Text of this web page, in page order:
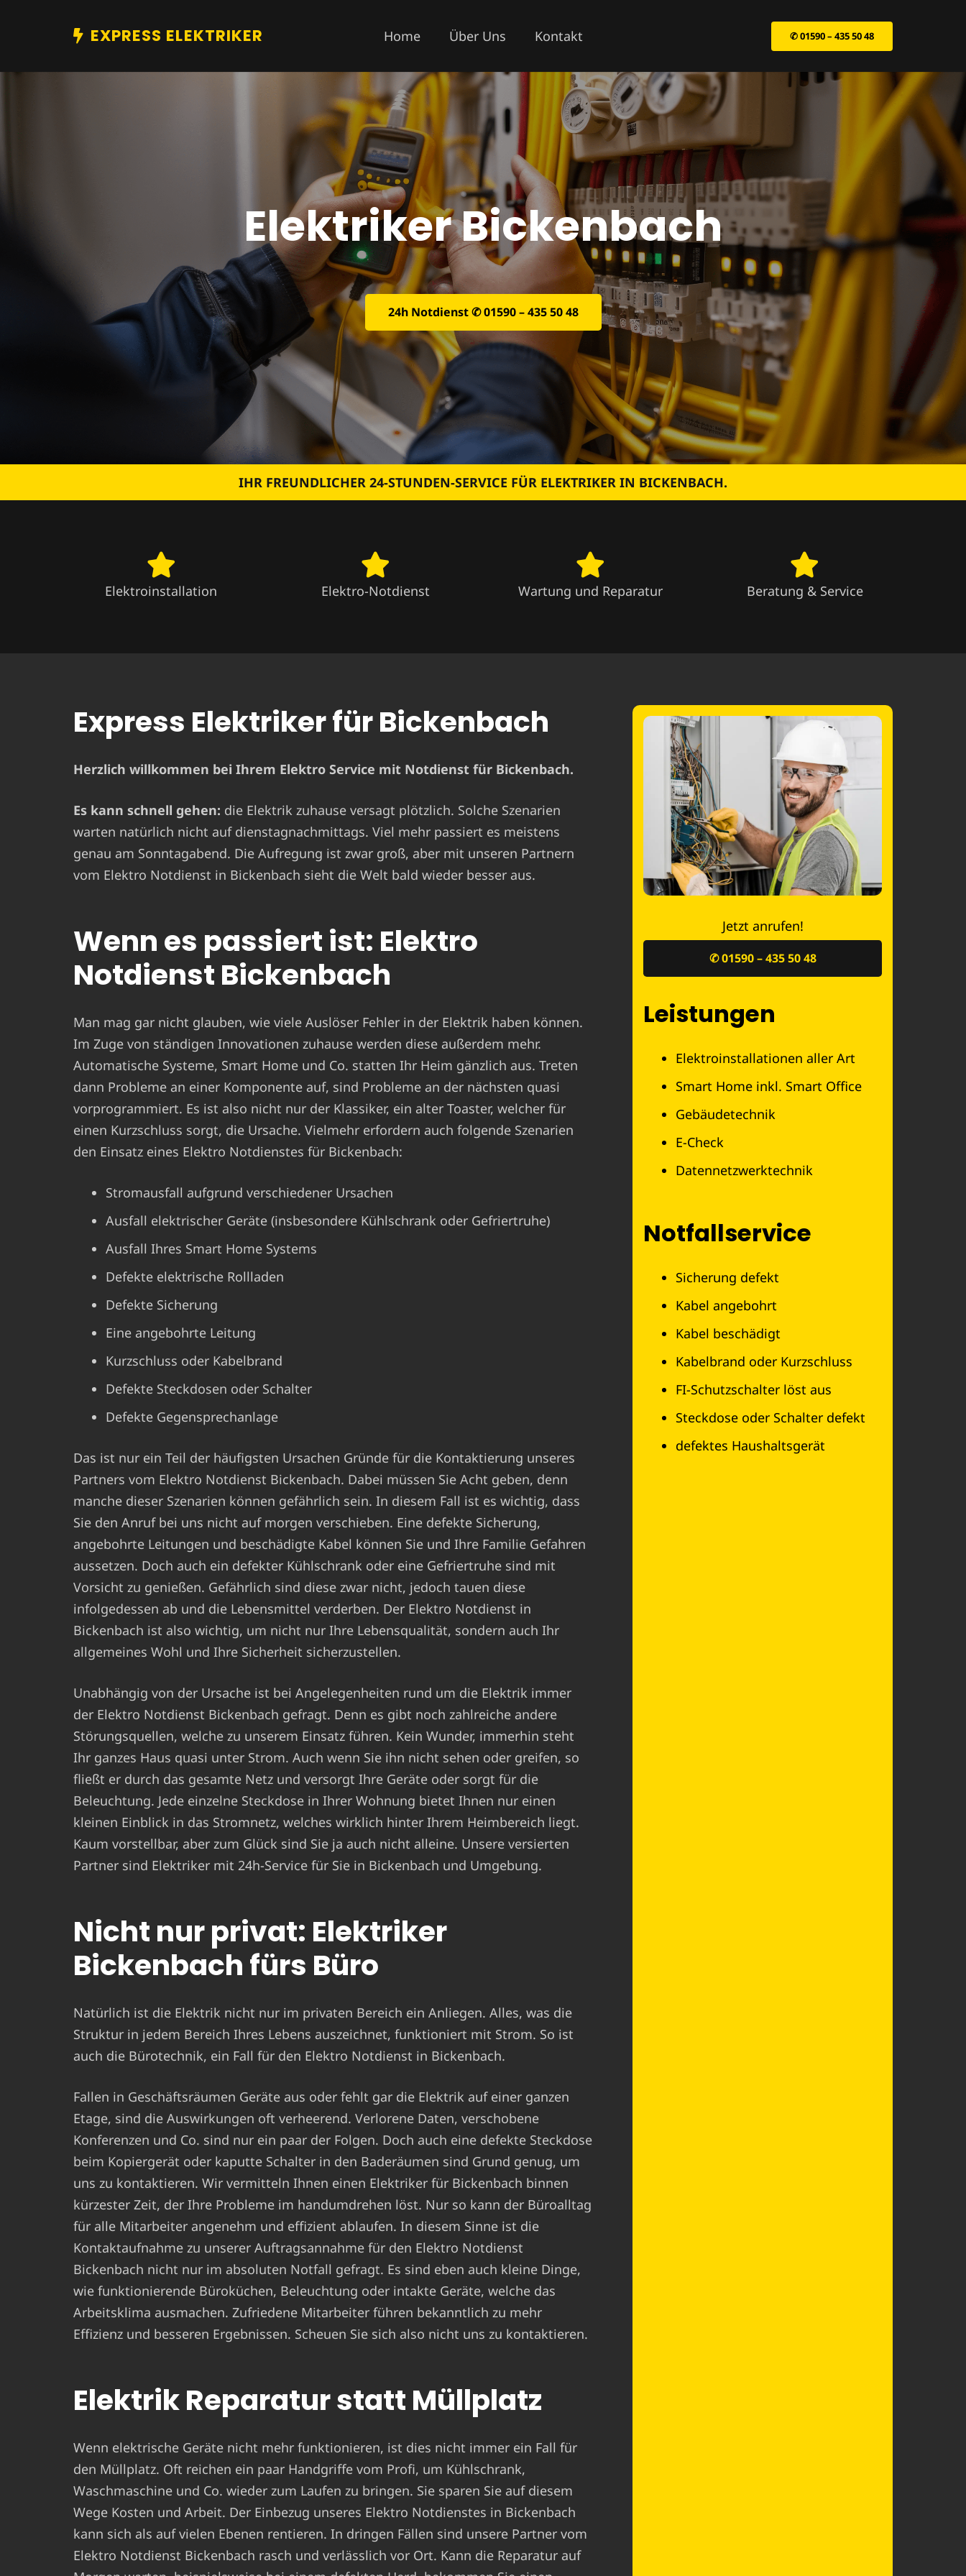
EXPRESS ELEKTRIKER Home Über Uns Kontakt ✆ 01590 – 435 50 48
Elektriker Bickenbach
24h Notdienst ✆ 01590 – 435 50 48
IHR FREUNDLICHER 24-STUNDEN-SERVICE FÜR ELEKTRIKER IN BICKENBACH.
Elektroinstallation Elektro-Notdienst Wartung und Reparatur Beratung & Service
Express Elektriker für Bickenbach
Herzlich willkommen bei Ihrem Elektro Service mit Notdienst für Bickenbach.
Es kann schnell gehen: die Elektrik zuhause versagt plötzlich. Solche Szenarien
warten natürlich nicht auf dienstagnachmittags. Viel mehr passiert es meistens
genau am Sonntagabend. Die Aufregung ist zwar groß, aber mit unseren Partnern
vom Elektro Notdienst in Bickenbach sieht die Welt bald wieder besser aus.
Wenn es passiert ist: Elektro
Notdienst Bickenbach
Man mag gar nicht glauben, wie viele Auslöser Fehler in der Elektrik haben können.
Im Zuge von ständigen Innovationen zuhause werden diese außerdem mehr.
Automatische Systeme, Smart Home und Co. statten Ihr Heim gänzlich aus. Treten
dann Probleme an einer Komponente auf, sind Probleme an der nächsten quasi
vorprogrammiert. Es ist also nicht nur der Klassiker, ein alter Toaster, welcher für
einen Kurzschluss sorgt, die Ursache. Vielmehr erfordern auch folgende Szenarien
den Einsatz eines Elektro Notdienstes für Bickenbach:
Stromausfall aufgrund verschiedener Ursachen
Ausfall elektrischer Geräte (insbesondere Kühlschrank oder Gefriertruhe)
Ausfall Ihres Smart Home Systems
Defekte elektrische Rollladen
Defekte Sicherung
Eine angebohrte Leitung
Kurzschluss oder Kabelbrand
Defekte Steckdosen oder Schalter
Defekte Gegensprechanlage
Das ist nur ein Teil der häufigsten Ursachen Gründe für die Kontaktierung unseres
Partners vom Elektro Notdienst Bickenbach. Dabei müssen Sie Acht geben, denn
manche dieser Szenarien können gefährlich sein. In diesem Fall ist es wichtig, dass
Sie den Anruf bei uns nicht auf morgen verschieben. Eine defekte Sicherung,
angebohrte Leitungen und beschädigte Kabel können Sie und Ihre Familie Gefahren
aussetzen. Doch auch ein defekter Kühlschrank oder eine Gefriertruhe sind mit
Vorsicht zu genießen. Gefährlich sind diese zwar nicht, jedoch tauen diese
infolgedessen ab und die Lebensmittel verderben. Der Elektro Notdienst in
Bickenbach ist also wichtig, um nicht nur Ihre Lebensqualität, sondern auch Ihr
allgemeines Wohl und Ihre Sicherheit sicherzustellen.
Unabhängig von der Ursache ist bei Angelegenheiten rund um die Elektrik immer
der Elektro Notdienst Bickenbach gefragt. Denn es gibt noch zahlreiche andere
Störungsquellen, welche zu unserem Einsatz führen. Kein Wunder, immerhin steht
Ihr ganzes Haus quasi unter Strom. Auch wenn Sie ihn nicht sehen oder greifen, so
fließt er durch das gesamte Netz und versorgt Ihre Geräte oder sorgt für die
Beleuchtung. Jede einzelne Steckdose in Ihrer Wohnung bietet Ihnen nur einen
kleinen Einblick in das Stromnetz, welches wirklich hinter Ihrem Heimbereich liegt.
Kaum vorstellbar, aber zum Glück sind Sie ja auch nicht alleine. Unsere versierten
Partner sind Elektriker mit 24h-Service für Sie in Bickenbach und Umgebung.
Nicht nur privat: Elektriker
Bickenbach fürs Büro
Natürlich ist die Elektrik nicht nur im privaten Bereich ein Anliegen. Alles, was die
Struktur in jedem Bereich Ihres Lebens auszeichnet, funktioniert mit Strom. So ist
auch die Bürotechnik, ein Fall für den Elektro Notdienst in Bickenbach.
Fallen in Geschäftsräumen Geräte aus oder fehlt gar die Elektrik auf einer ganzen
Etage, sind die Auswirkungen oft verheerend. Verlorene Daten, verschobene
Konferenzen und Co. sind nur ein paar der Folgen. Doch auch eine defekte Steckdose
beim Kopiergerät oder kaputte Schalter in den Baderäumen sind Grund genug, um
uns zu kontaktieren. Wir vermitteln Ihnen einen Elektriker für Bickenbach binnen
kürzester Zeit, der Ihre Probleme im handumdrehen löst. Nur so kann der Büroalltag
für alle Mitarbeiter angenehm und effizient ablaufen. In diesem Sinne ist die
Kontaktaufnahme zu unserer Auftragsannahme für den Elektro Notdienst
Bickenbach nicht nur im absoluten Notfall gefragt. Es sind eben auch kleine Dinge,
wie funktionierende Büroküchen, Beleuchtung oder intakte Geräte, welche das
Arbeitsklima ausmachen. Zufriedene Mitarbeiter führen bekanntlich zu mehr
Effizienz und besseren Ergebnissen. Scheuen Sie sich also nicht uns zu kontaktieren.
Elektrik Reparatur statt Müllplatz
Wenn elektrische Geräte nicht mehr funktionieren, ist dies nicht immer ein Fall für
den Müllplatz. Oft reichen ein paar Handgriffe vom Profi, um Kühlschrank,
Waschmaschine und Co. wieder zum Laufen zu bringen. Sie sparen Sie auf diesem
Wege Kosten und Arbeit. Der Einbezug unseres Elektro Notdienstes in Bickenbach
kann sich als auf vielen Ebenen rentieren. In dringen Fällen sind unsere Partner vom
Elektro Notdienst Bickenbach rasch und verlässlich vor Ort. Kann die Reparatur auf
Jetzt anrufen!
✆ 01590 – 435 50 48
Leistungen
Elektroinstallationen aller Art
Smart Home inkl. Smart Office
Gebäudetechnik
E-Check
Datennetzwerktechnik
Notfallservice
Sicherung defekt
Kabel angebohrt
Kabel beschädigt
Kabelbrand oder Kurzschluss
FI-Schutzschalter löst aus
Steckdose oder Schalter defekt
defektes Haushaltsgerät